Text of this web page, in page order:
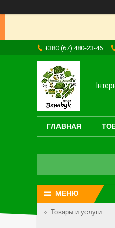
+380 (67) 480-23-46
ГЛАВНАЯ
Товары и услуги